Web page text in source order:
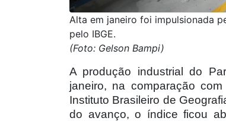
Alta em janeiro foi impulsionada
pelo IBGE.
(Foto: Gelson Bampi)
A produção industrial do
janeiro, na comparação
Instituto Brasileiro de
do avanço, o índice ficou